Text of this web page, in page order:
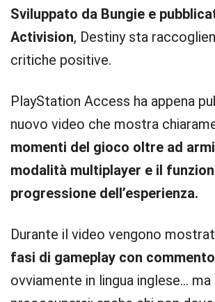
Sviluppato da Bungie e
Activision, Destiny sta
critiche positive.
PlayStation Access ha appena
nuovo video che mostra
momenti del gioco oltre ad
modalità multiplayer e il
progressione dell’esperienza.
Durante il video vengono
fasi di gameplay con
ovviamente in lingua inglese… ma